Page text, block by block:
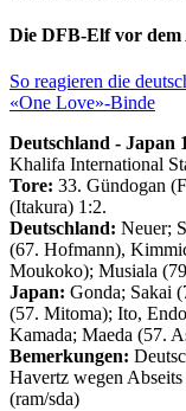
Die DFB-Elf vor
So reagieren die
«One Love»-Binde
Deutschland - Japan
Khalifa International
Tore: 33. Gündogan
(Itakura) 1:2.
Deutschland: Neuer;
(67. Hofmann),
Moukoko); Musiala
Japan: Gonda; Sakai
(57. Mitoma); Ito,
Kamada; Maeda (57.
Bemerkungen:
Havertz wegen
(ram/sda)